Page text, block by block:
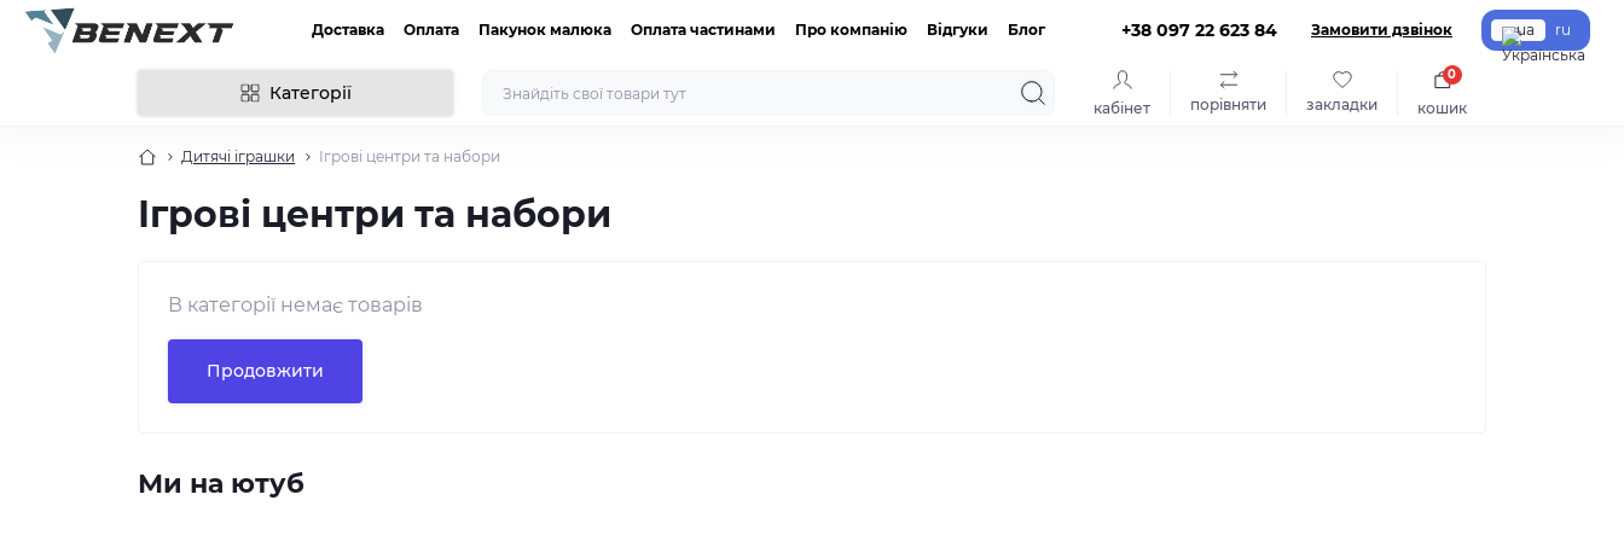
Доставка Оплата Пакунок малюка Оплата частинами Про компанію Відгуки Блог +38 097 22 623 84 Замовити дзвінок ua ru
Категорії
кабінет порівняти закладки кошик
0
Дитячі іграшки Ігрові центри та набори
Ігрові центри та набори
В категорії немає товарів
Продовжити
Ми на ютуб